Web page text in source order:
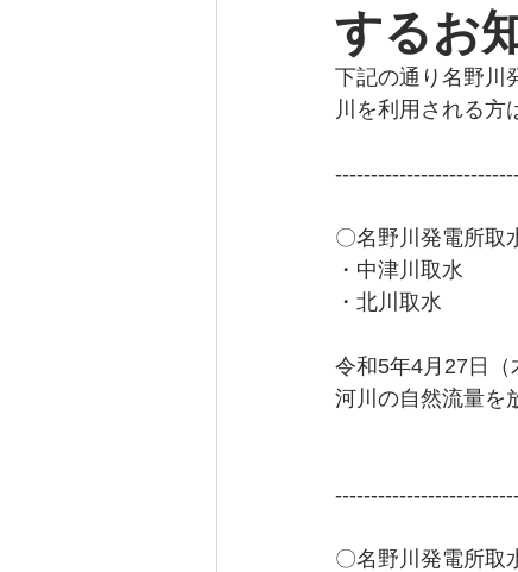
するお
下記の通り名野川
川を利用される方
〇名野川発電所取
・中津川取水
・北川取水
令和5年4月27日
河川の自然流量を
〇名野川発電所取